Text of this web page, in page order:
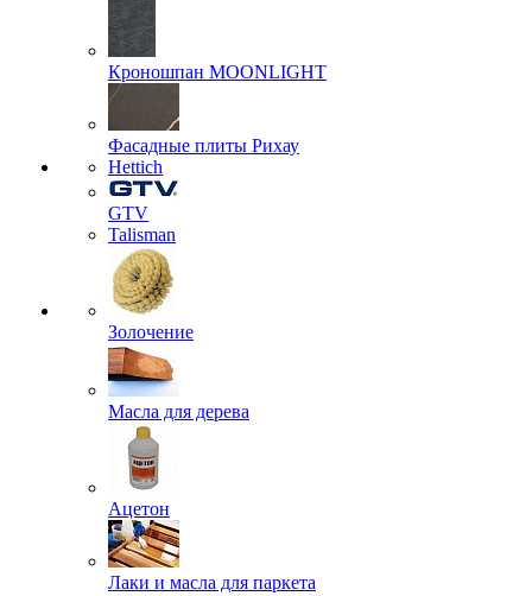
Кроношпан MOONLIGHT
Фасадные плиты Рихау
Hettich
GTV
Talisman
Золочение
Масла для дерева
Ацетон
Лаки и масла для паркета